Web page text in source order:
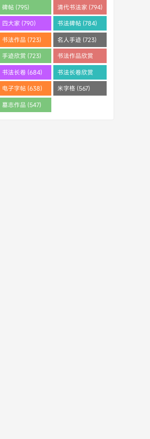
碑帖 (795) 清代书法家 (794)
四大家 (790) 书法碑帖 (784)
书法作品 (723) 名人手迹 (723)
手迹欣赏 (723)
书法作品欣赏
(710)
书法长卷 (684)
书法长卷欣赏
(682)
电子字帖 (638) 米字格 (567)
墓志作品 (547)